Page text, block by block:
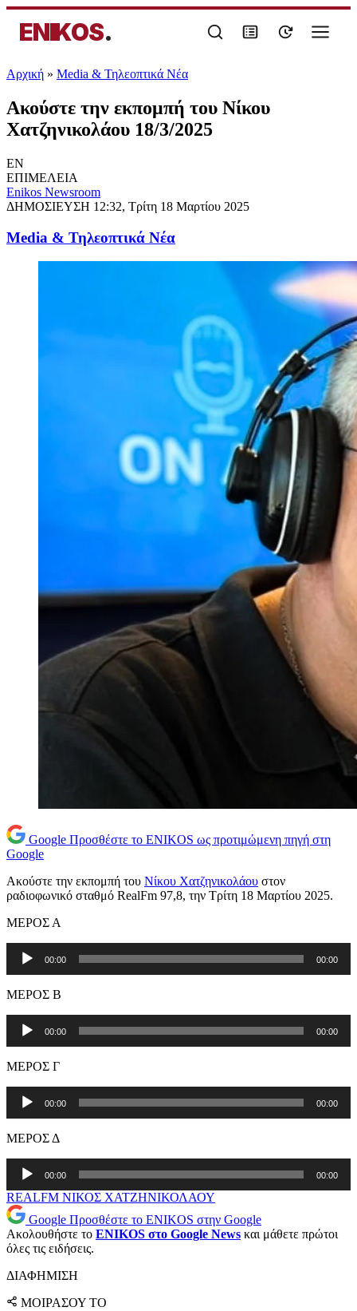
ENIKOS.
Αρχική » Media & Τηλεοπτικά Νέα
Ακούστε την εκπομπή του Νίκου
Χατζηνικολάου 18/3/2025
EN
ΕΠΙΜΕΛΕΙΑ
Enikos Newsroom
ΔΗΜΟΣΙΕΥΣΗ 12:32, Τρίτη 18 Μαρτίου 2025
Media & Τηλεοπτικά Νέα
Google Προσθέστε το ENIKOS ως προτιμώμενη πηγή στη
Google
Ακούστε την εκπομπή του Νίκου Χατζηνικολάου στον
ραδιοφωνικό σταθμό RealFm 97,8, την Τρίτη 18 Μαρτίου 2025.
ΜΕΡΟΣ Α
Πρόγραμμα
Αναπαραγωγής
Ήχου
00:00 00:00
ΜΕΡΟΣ Β
Πρόγραμμα
Αναπαραγωγής
Ήχου
00:00 00:00
ΜΕΡΟΣ Γ
Πρόγραμμα
Αναπαραγωγής
Ήχου
00:00 00:00
ΜΕΡΟΣ Δ
Πρόγραμμα
Αναπαραγωγής
Ήχου
00:00 00:00
REALFM ΝΙΚΟΣ ΧΑΤΖΗΝΙΚΟΛΑΟΥ
Google Προσθέστε το ENIKOS στην Google
Ακολουθήστε το ENIKOS στο Google News και μάθετε πρώτοι
όλες τις ειδήσεις.
ΔΙΑΦΗΜΙΣΗ
ΜΟΙΡΑΣΟΥ ΤΟ